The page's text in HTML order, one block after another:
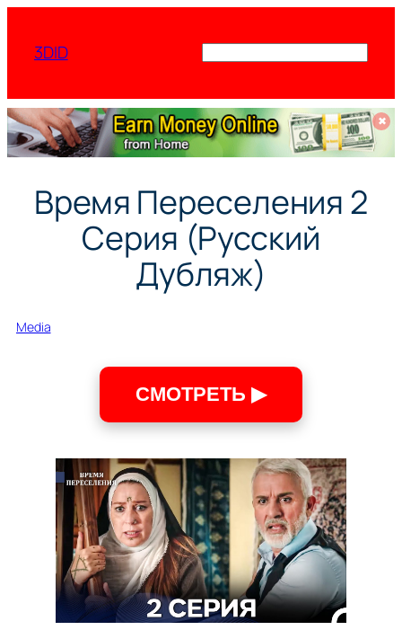
содержимому
3DID
✖
Время Переселения 2
Серия (Русский
Дубляж)
Media
СМОТРЕТЬ ▶